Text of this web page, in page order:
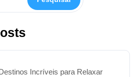
Incríveis para Relaxar